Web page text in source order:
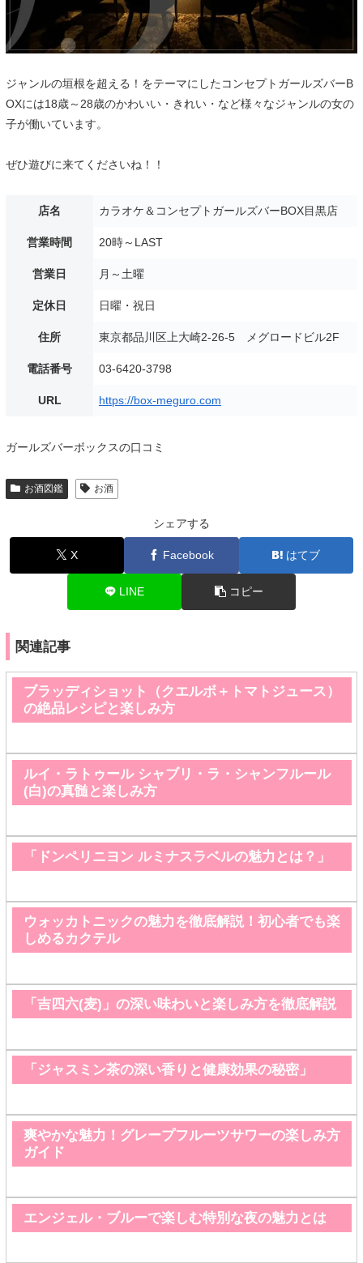
ジャンルの垣根を超える！をテーマにしたコンセプトガールズバーB
OXには18歳～28歳のかわいい・きれい・など様々なジャンルの女の
子が働いています。
ぜひ遊びに来てくださいね！！
店名 カラオケ＆コンセプトガールズバーBOX目黒店
営業時間 20時～LAST
営業日 月～土曜
定休日 日曜・祝日
住所 東京都品川区上大崎2-26-5 メグロードビル2F
電話番号 03-6420-3798
URL https://box-meguro.com
ガールズバーボックスの口コミ
お酒図鑑 お酒
シェアする
X Facebook はてブ
LINE コピー
関連記事
ブラッディショット（クエルボ＋トマトジュース）
の絶品レシピと楽しみ方
ルイ・ラトゥール シャブリ・ラ・シャンフルール
(白)の真髄と楽しみ方
「ドンペリニヨン ルミナスラベルの魅力とは？」
ウォッカトニックの魅力を徹底解説！初心者でも楽
しめるカクテル
「吉四六(麦)」の深い味わいと楽しみ方を徹底解説
「ジャスミン茶の深い香りと健康効果の秘密」
爽やかな魅力！グレープフルーツサワーの楽しみ方
ガイド
エンジェル・ブルーで楽しむ特別な夜の魅力とは